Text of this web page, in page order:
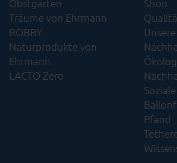
Obstgarten
Träume von Ehrmann
ROBBY
Naturprodukte von
Ehrmann
LACTO Zero
Shop
Pfand